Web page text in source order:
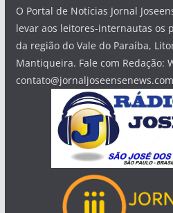
O Portal de Notícias Jornal
levar aos leitores-internautas os
da região do Vale do Paraíba,
Mantiqueira. Fale com Redação: